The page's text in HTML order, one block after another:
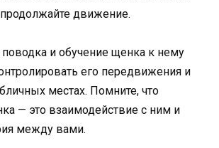
движение.
и обучение щенка к нему
его передвижения и
местах. Помните, что
— это взаимодействие с ним и
между вами.